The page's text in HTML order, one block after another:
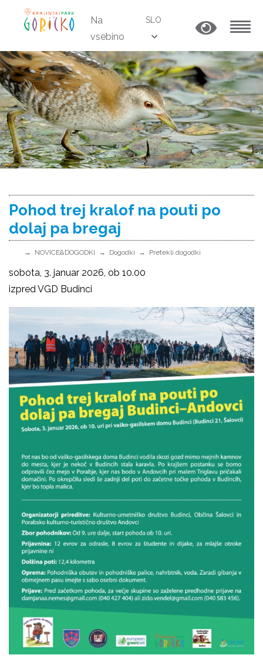
Na
vsebino
SLO
Pohod trej kralof na pouti po
dolaj pa bregaj
NOVICE&DOGODKI Dogodki Pretekli dogodki
sobota, 3. januar 2026, ob 10.00
izpred VGD Budinci